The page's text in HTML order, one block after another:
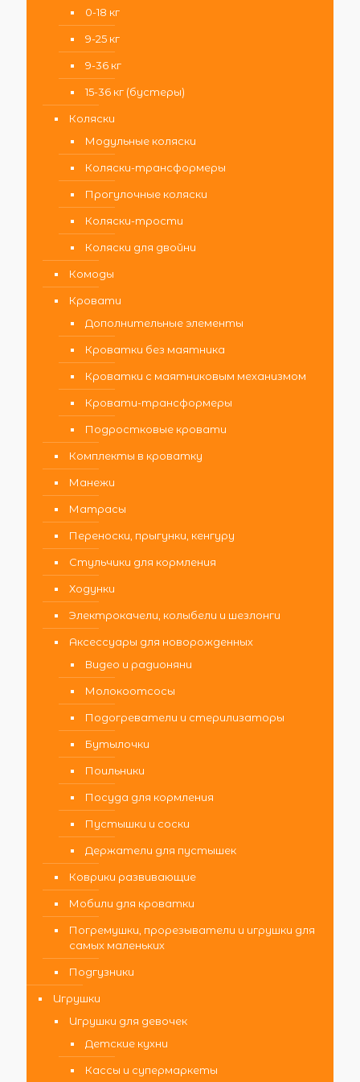
0-18 кг
9-25 кг
9-36 кг
15-36 кг (бустеры)
Коляски
Модульные коляски
Коляски-трансформеры
Прогулочные коляски
Коляски-трости
Коляски для двойни
Комоды
Кровати
Дополнительные элементы
Кроватки без маятника
Кроватки с маятниковым механизмом
Кровати-трансформеры
Подростковые кровати
Комплекты в кроватку
Манежи
Матрасы
Переноски, прыгунки, кенгуру
Стульчики для кормления
Ходунки
Электрокачели, колыбели и шезлонги
Аксессуары для новорожденных
Видео и радионяни
Молокоотсосы
Подогреватели и стерилизаторы
Бутылочки
Поильники
Посуда для кормления
Пустышки и соски
Держатели для пустышек
Коврики развивающие
Мобили для кроватки
Погремушки, прорезыватели и игрушки для
самых маленьких
Подгузники
Игрушки
Игрушки для девочек
Детские кухни
Кассы и супермаркеты